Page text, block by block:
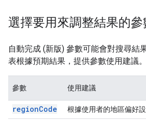
選擇要用來調整結果的參
自動完成 (新版) 參數可能會對搜尋結
表根據預期結果，提供參數使用建議。
參數 使用建議
regionCode 根據使用者的地區偏好設